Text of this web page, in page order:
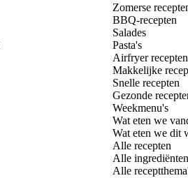
Zomerse
BBQ-recepten
Salades
Pasta's
Airfryer recepten
Makkelijke
Snelle recepten
Gezonde
Weekmenu's
Wat eten we
Wat eten we dit
Alle recepten
Alle ingrediënten
Alle